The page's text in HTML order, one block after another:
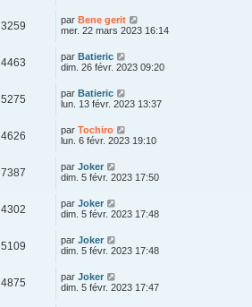
3259 par Bene gerit
mer. 22 mars 2023 16:14
4463 par Batieric
dim. 26 févr. 2023 09:20
5275 par Batieric
lun. 13 févr. 2023 13:37
4626 par Tochiro
lun. 6 févr. 2023 19:10
7387 par Joker
dim. 5 févr. 2023 17:50
4302 par Joker
dim. 5 févr. 2023 17:48
5109 par Joker
dim. 5 févr. 2023 17:48
4875 par Joker
dim. 5 févr. 2023 17:47